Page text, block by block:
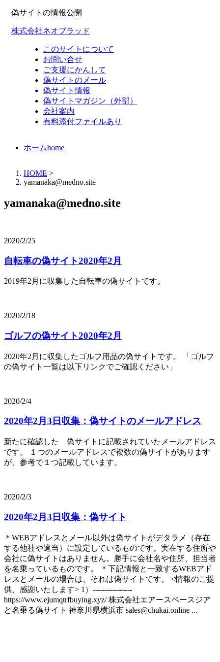
偽サイトの情報公開
株式会社ネオブラッド
このサイトについて
お問い合せ
ご支援にかんして
偽サイトのメール
偽サイト情報
偽サイトマガジン（外部）
会社案内
有料添付ファイルあり
ホームhome
HOME >
yamanaka@medno.site
yamanaka@medno.site
2020/2/25
自転車の偽サイト2020年2月
2019年2月に収集した自転車の偽サイトです。
2020/2/18
ゴルフの偽サイト2020年2月
2020年2月に収集したゴルフ用品の偽サイトです。 「ゴルフ
の偽サイト一覧は以下リンクでご確認ください」
2020/2/4
2020年2月3日収集：偽サイトのメールアドレス
新たに確認した 偽サイトに記載されていたメールアドレス
です。 １つのメールアドレスで複数の偽サイトがあります
が、参考で１つ記載しています。
2020/2/3
2020年2月3日収集：偽サイト
＊WEBアドレスとメール以外は偽サイトがデタラメ（存在
する他社や適当）に設定しているものです。実在する住所や
会社に偽サイトはありません。勝手に会社名や住所、担当者
を名乗っているものです。 ＊下記情報と一致するWEBアド
レスとメールの場合は、それは偽サイトです。 <情報のご提
供、感謝いたします> 1）----------------
https://www.ejumqtrfbuying.xyz/ 株式会社エアースペースジア
と名乗る偽サイト 神奈川県横浜市 sales@chukai.online ...